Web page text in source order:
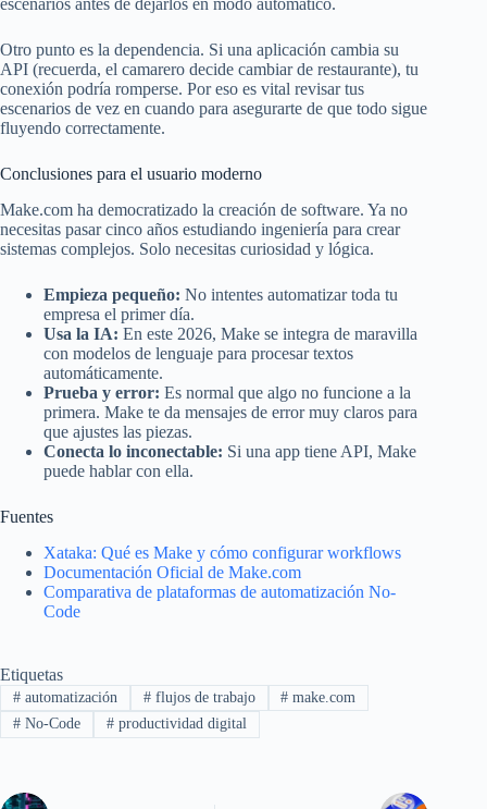
escenarios antes de dejarlos en modo automático.
Otro punto es la dependencia. Si una aplicación cambia su
API (recuerda, el camarero decide cambiar de restaurante), tu
conexión podría romperse. Por eso es vital revisar tus
escenarios de vez en cuando para asegurarte de que todo sigue
fluyendo correctamente.
Conclusiones para el usuario moderno
Make.com ha democratizado la creación de software. Ya no
necesitas pasar cinco años estudiando ingeniería para crear
sistemas complejos. Solo necesitas curiosidad y lógica.
Empieza pequeño: No intentes automatizar toda tu
empresa el primer día.
Usa la IA: En este 2026, Make se integra de maravilla
con modelos de lenguaje para procesar textos
automáticamente.
Prueba y error: Es normal que algo no funcione a la
primera. Make te da mensajes de error muy claros para
que ajustes las piezas.
Conecta lo inconectable: Si una app tiene API, Make
puede hablar con ella.
Fuentes
Xataka: Qué es Make y cómo configurar workflows
Documentación Oficial de Make.com
Comparativa de plataformas de automatización No-
Code
Etiquetas
#automatización #flujos de trabajo # make.com
#No-Code #productividad digital